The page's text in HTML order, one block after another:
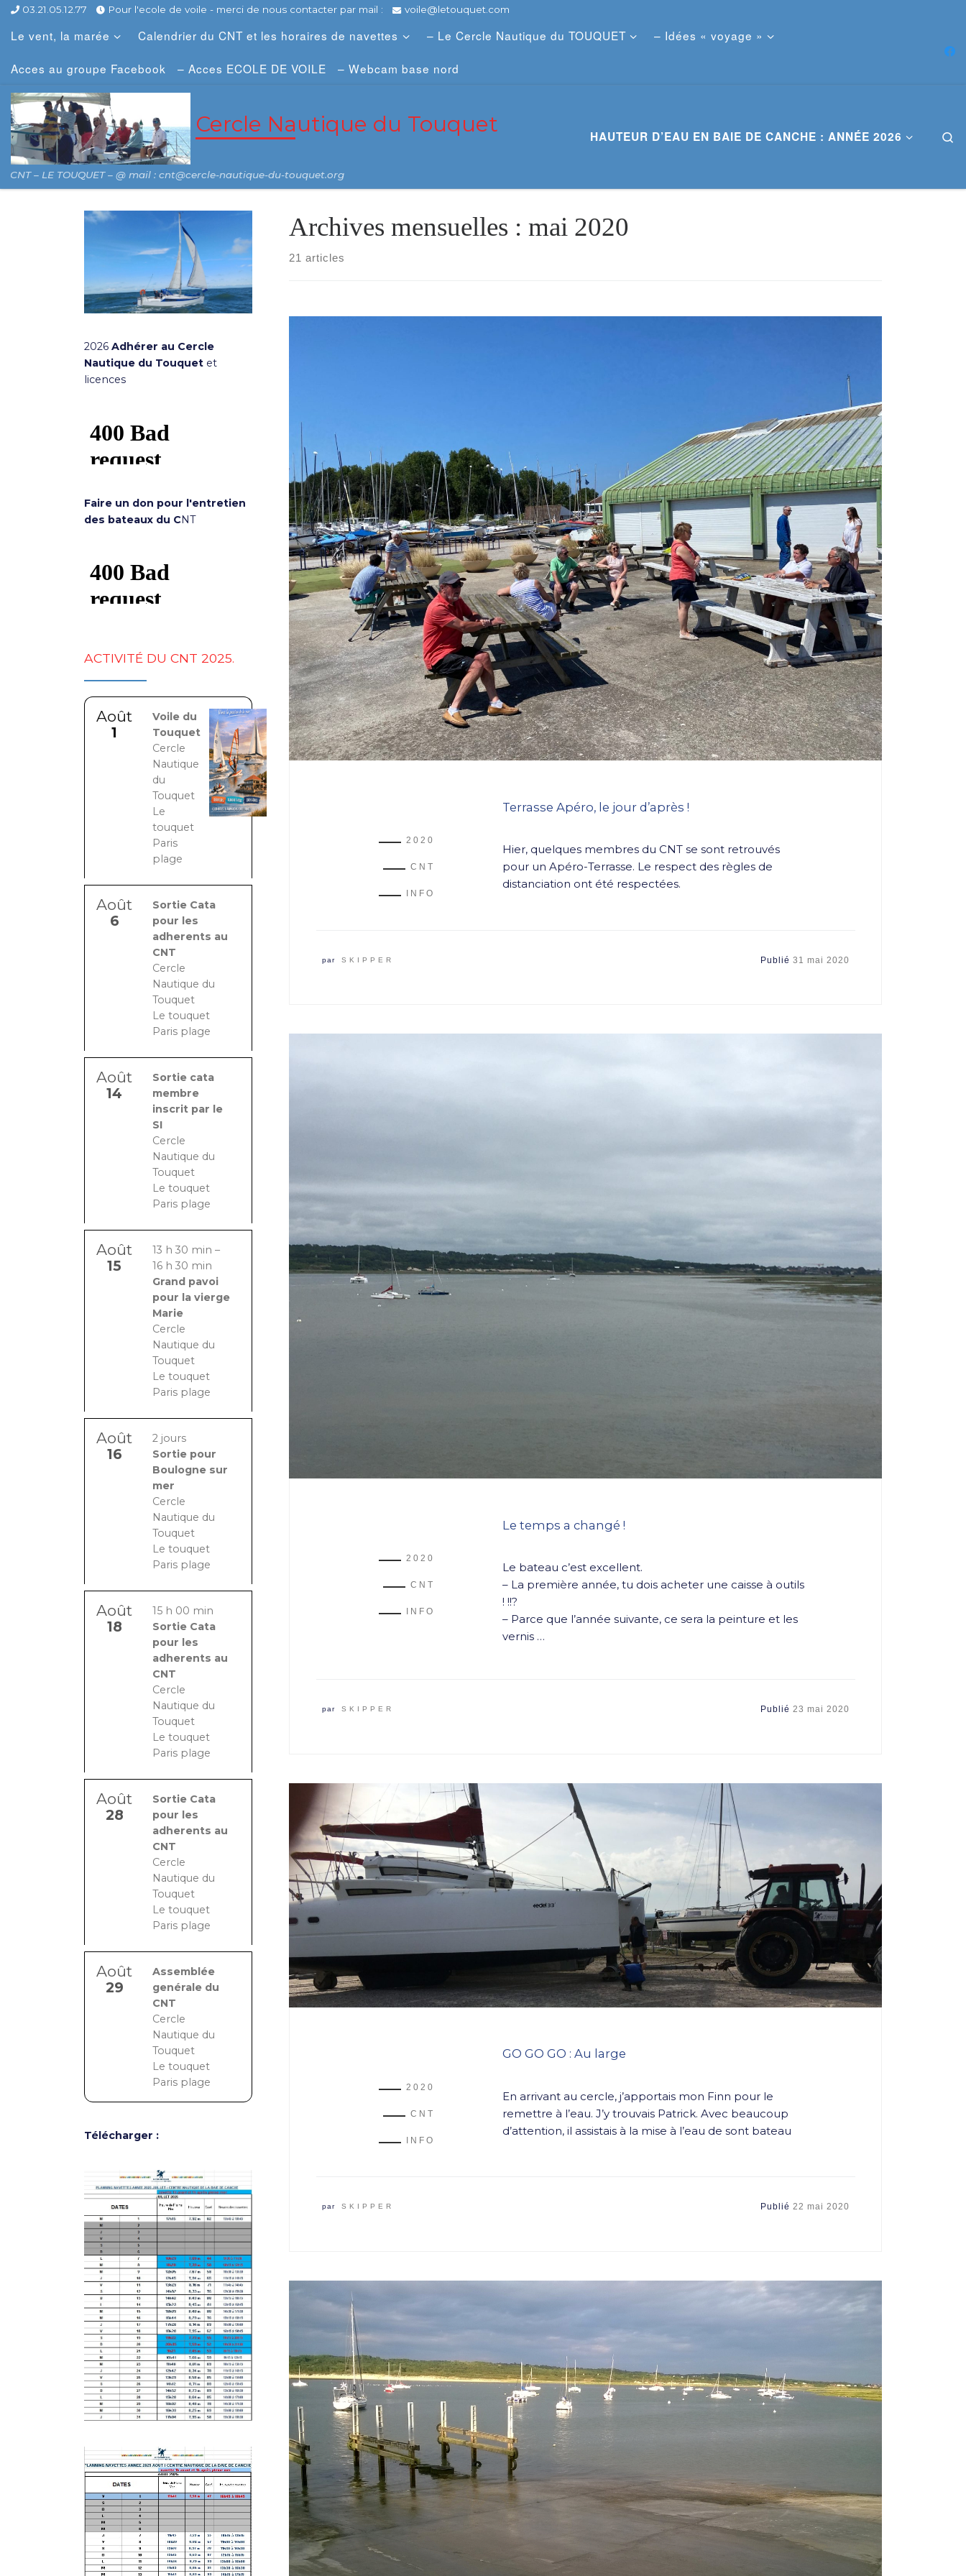
03.21.05.12.77 Pour l'ecole de voile - merci de nous contacter par mail : voile@letouquet.com
Le vent, la marée Calendrier du CNT et les horaires de navettes – Le Cercle Nautique du TOUQUET – Idées « voyage »
Acces au groupe Facebook – Acces ECOLE DE VOILE – Webcam base nord
Cercle Nautique du Touquet
CNT – LE TOUQUET – @ mail : cnt@cercle-nautique-du-touquet.org
HAUTEUR D’EAU EN BAIE DE CANCHE : ANNÉE 2026
Archives mensuelles : mai 2020
21 articles
Terrasse Apéro, le jour d’après !
2020
CNT
INFO
Hier, quelques membres du CNT se sont retrouvés
pour un Apéro-Terrasse. Le respect des règles de
distanciation ont été respectées.
par SKIPPER Publié 31 mai 2020
Le temps a changé !
2020
CNT
INFO
Le bateau c’est excellent.
– La première année, tu dois acheter une caisse à outils
! !!?
– Parce que l’année suivante, ce sera la peinture et les
vernis …
par SKIPPER Publié 23 mai 2020
GO GO GO : Au large
2020
CNT
INFO
En arrivant au cercle, j’apportais mon Finn pour le
remettre à l’eau. J’y trouvais Patrick. Avec beaucoup
d’attention, il assistais à la mise à l’eau de sont bateau
par SKIPPER Publié 22 mai 2020
2026 Adhérer au Cercle
Nautique du Touquet et
licences
Faire un don pour l'entretien
des bateaux du CNT
ACTIVITÉ DU CNT 2025.
Août
1
Voile du
Touquet
Cercle
Nautique
du
Touquet
Le
touquet
Paris
plage
Août
6
Sortie Cata
pour les
adherents au
CNT
Cercle
Nautique du
Touquet
Le touquet
Paris plage
Août
14
Sortie cata
membre
inscrit par le
SI
Cercle
Nautique du
Touquet
Le touquet
Paris plage
Août
15
13 h 30 min –
16 h 30 min
Grand pavoi
pour la vierge
Marie
Cercle
Nautique du
Touquet
Le touquet
Paris plage
Août
16
2 jours
Sortie pour
Boulogne sur
mer
Cercle
Nautique du
Touquet
Le touquet
Paris plage
Août
18
15 h 00 min
Sortie Cata
pour les
adherents au
CNT
Cercle
Nautique du
Touquet
Le touquet
Paris plage
Août
28
Sortie Cata
pour les
adherents au
CNT
Cercle
Nautique du
Touquet
Le touquet
Paris plage
Août
29
Assemblée
genérale du
CNT
Cercle
Nautique du
Touquet
Le touquet
Paris plage
Télécharger :